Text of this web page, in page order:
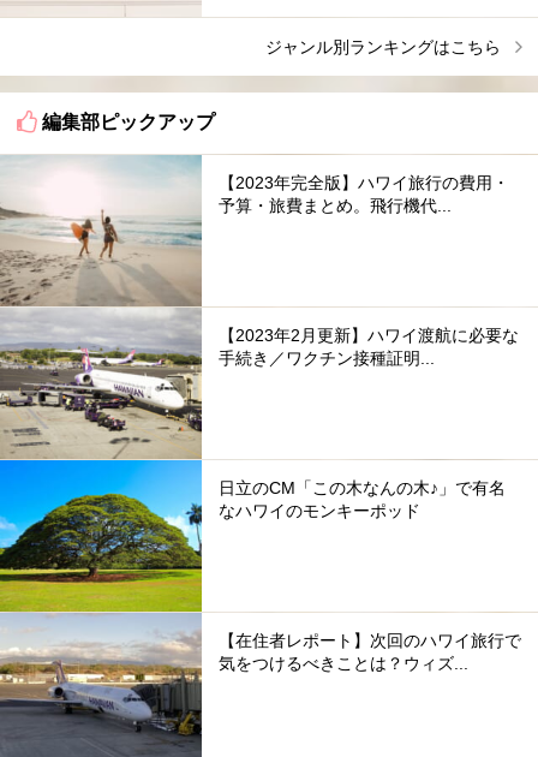
ジャンル別ランキングはこちら
編集部ピックアップ
【2023年完全版】ハワイ旅行の費用・
予算・旅費まとめ。飛行機代...
【2023年2月更新】ハワイ渡航に必要な
手続き／ワクチン接種証明...
日立のCM「この木なんの木♪」で有名
なハワイのモンキーポッド
【在住者レポート】次回のハワイ旅行で
気をつけるべきことは？ウィズ...